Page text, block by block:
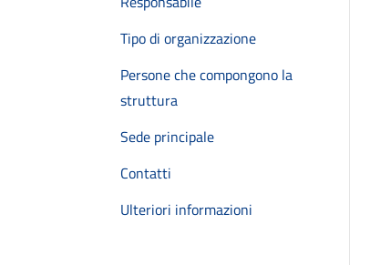
Tipo di organizzazione
Persone che compongono la
struttura
Sede principale
Contatti
Ulteriori informazioni